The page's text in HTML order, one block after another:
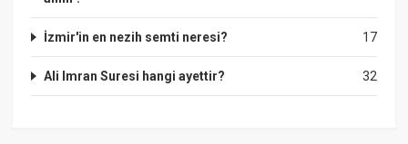
17
İzmir'in en nezih semti neresi?
32
Ali Imran Suresi hangi ayettir?